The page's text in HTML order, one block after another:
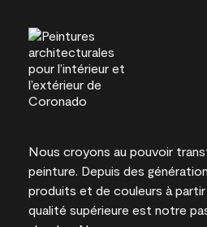
Nous croyons au pouvoir
peinture. Depuis des
produits et de couleurs à partir
qualité supérieure est notre